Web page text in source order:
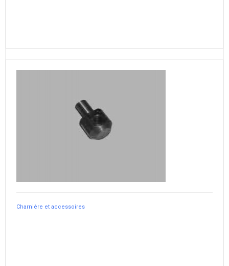
Charnière et accessoires